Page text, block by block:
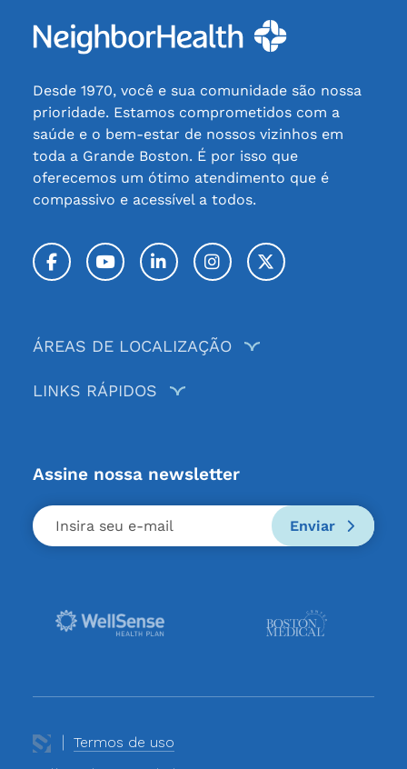
Desde 1970, você e sua comunidade são nossa
prioridade. Estamos comprometidos com a
saúde e o bem-estar de nossos vizinhos em
toda a Grande Boston. É por isso que
oferecemos um ótimo atendimento que é
compassivo e acessível a todos.
FacebookYouTubeLinkedInInstagramTwitter / X
ÁREAS DE LOCALIZAÇÃO
LINKS RÁPIDOS
Assine nossa newsletter
Enviar
Termos de uso